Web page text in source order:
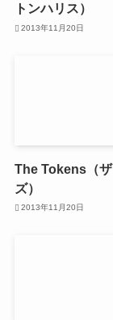
トンハリス）
2013年11月20日
The Tokens（
ズ）
2013年11月20日